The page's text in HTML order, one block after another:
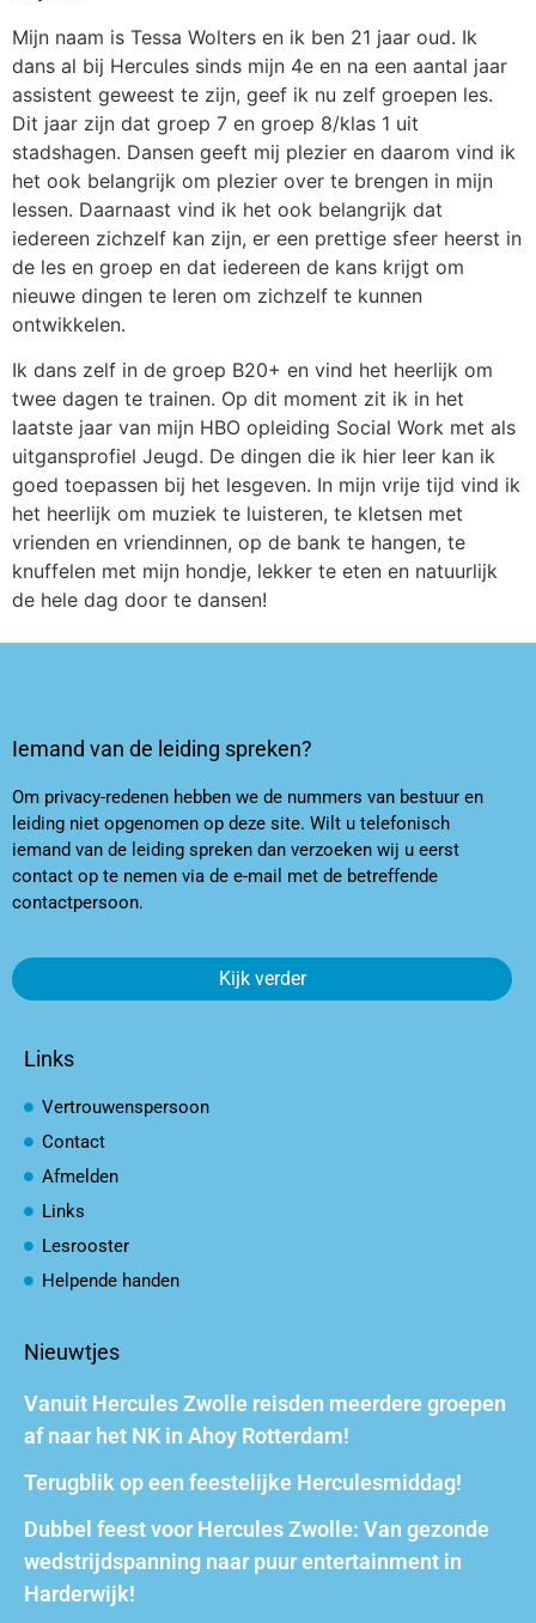
Mijn naam is Tessa Wolters en ik ben 21 jaar oud. Ik
dans al bij Hercules sinds mijn 4e en na een aantal jaar
assistent geweest te zijn, geef ik nu zelf groepen les.
Dit jaar zijn dat groep 7 en groep 8/klas 1 uit
stadshagen. Dansen geeft mij plezier en daarom vind ik
het ook belangrijk om plezier over te brengen in mijn
lessen. Daarnaast vind ik het ook belangrijk dat
iedereen zichzelf kan zijn, er een prettige sfeer heerst in
de les en groep en dat iedereen de kans krijgt om
nieuwe dingen te leren om zichzelf te kunnen
ontwikkelen.
Ik dans zelf in de groep B20+ en vind het heerlijk om
twee dagen te trainen. Op dit moment zit ik in het
laatste jaar van mijn HBO opleiding Social Work met als
uitgansprofiel Jeugd. De dingen die ik hier leer kan ik
goed toepassen bij het lesgeven. In mijn vrije tijd vind ik
het heerlijk om muziek te luisteren, te kletsen met
vrienden en vriendinnen, op de bank te hangen, te
knuffelen met mijn hondje, lekker te eten en natuurlijk
de hele dag door te dansen!
Iemand van de leiding spreken?
Om privacy-redenen hebben we de nummers van bestuur en
leiding niet opgenomen op deze site. Wilt u telefonisch
iemand van de leiding spreken dan verzoeken wij u eerst
contact op te nemen via de e-mail met de betreffende
contactpersoon.
Kijk verder
Links
Vertrouwenspersoon
Contact
Afmelden
Links
Lesrooster
Helpende handen
Nieuwtjes
Vanuit Hercules Zwolle reisden meerdere groepen
af naar het NK in Ahoy Rotterdam!
Terugblik op een feestelijke Herculesmiddag!
Dubbel feest voor Hercules Zwolle: Van gezonde
wedstrijdspanning naar puur entertainment in
Harderwijk!